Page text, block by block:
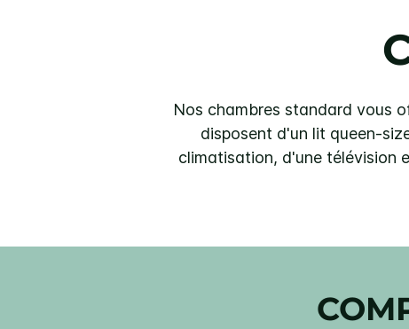
Nos chambres standard vous
disposent d'un lit queen-
climatisation, d'une télévision